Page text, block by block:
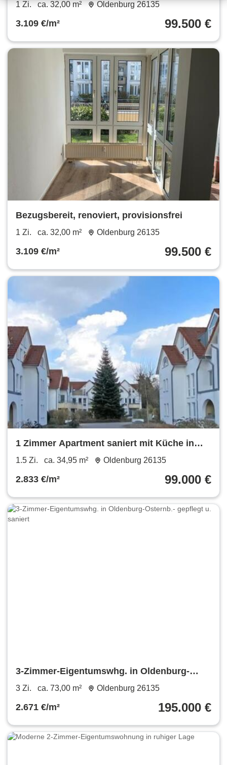
1 Zi. ca. 32,00 m² Oldenburg 26135
3.109 €/m² 99.500 €
Bezugsbereit, renoviert, provisionsfrei
1 Zi. ca. 32,00 m² Oldenburg 26135
3.109 €/m² 99.500 €
1 Zimmer Apartment saniert mit Küche in
Oldenburg Innenstadtnähe
1.5 Zi. ca. 34,95 m² Oldenburg 26135
2.833 €/m² 99.000 €
3-Zimmer-Eigentumswhg. in Oldenburg-
Osternb.- gepflegt u. saniert
3 Zi. ca. 73,00 m² Oldenburg 26135
2.671 €/m² 195.000 €